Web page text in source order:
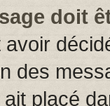
doit
avoir
des
ait placé